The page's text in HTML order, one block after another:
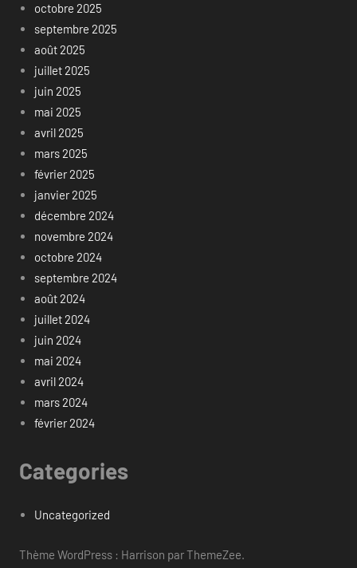
octobre 2025
septembre 2025
août 2025
juillet 2025
juin 2025
mai 2025
avril 2025
mars 2025
février 2025
janvier 2025
décembre 2024
novembre 2024
octobre 2024
septembre 2024
août 2024
juillet 2024
juin 2024
mai 2024
avril 2024
mars 2024
février 2024
Categories
Uncategorized
Thème WordPress : Harrison par ThemeZee.